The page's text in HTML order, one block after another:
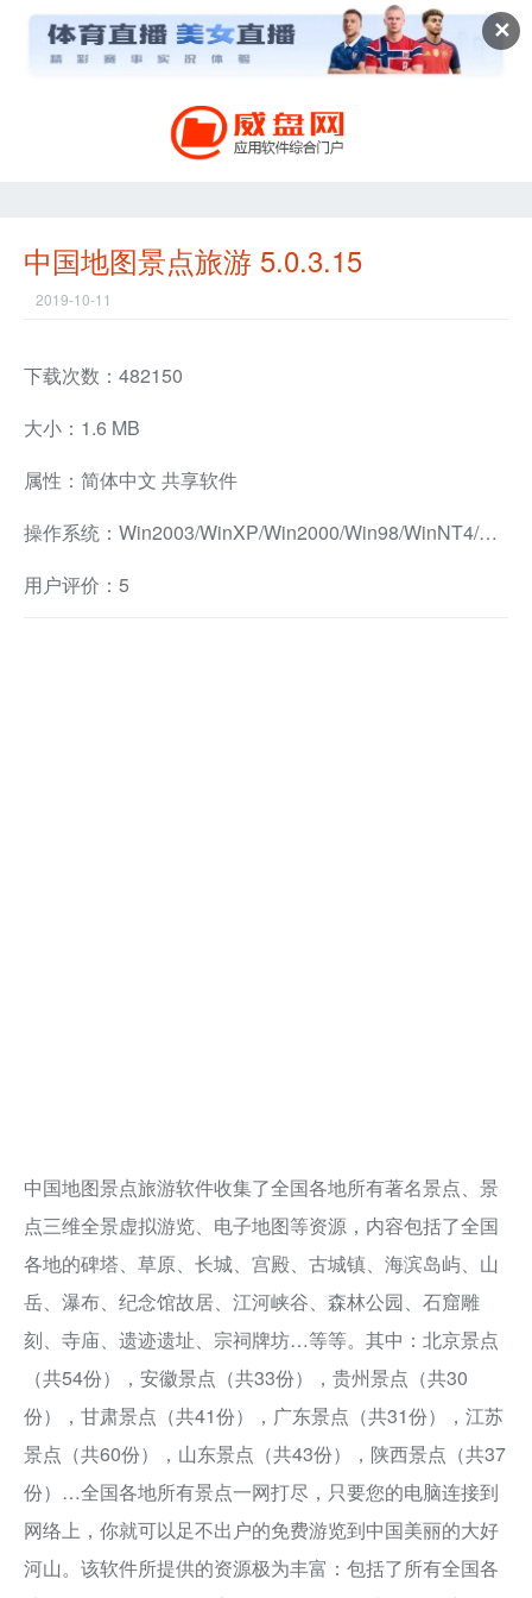
✕
中国地图景点旅游 5.0.3.15
2019-10-11
下载次数：482150
大小：1.6 MB
属性：简体中文 共享软件
操作系统：Win2003/WinXP/Win2000/Win98/WinNT4/Win95/WinMe/Win98SE兼容软件
用户评价：5
中国地图景点旅游软件收集了全国各地所有著名景点、景
点三维全景虚拟游览、电子地图等资源，内容包括了全国
各地的碑塔、草原、长城、宫殿、古城镇、海滨岛屿、山
岳、瀑布、纪念馆故居、江河峡谷、森林公园、石窟雕
刻、寺庙、遗迹遗址、宗祠牌坊…等等。其中：北京景点
（共54份），安徽景点（共33份），贵州景点（共30
份），甘肃景点（共41份），广东景点（共31份），江苏
景点（共60份），山东景点（共43份），陕西景点（共37
份）…全国各地所有景点一网打尽，只要您的电脑连接到
网络上，你就可以足不出户的免费游览到中国美丽的大好
河山。该软件所提供的资源极为丰富：包括了所有全国各